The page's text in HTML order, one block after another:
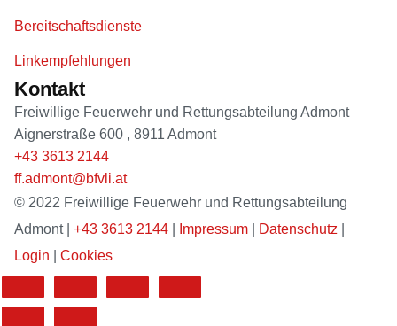
Bereitschaftsdienste
Linkempfehlungen
Kontakt
Freiwillige Feuerwehr und Rettungsabteilung Admont
Aignerstraße 600 , 8911 Admont
+43 3613 2144
ff.admont@bfvli.at
© 2022 Freiwillige Feuerwehr und Rettungsabteilung
Admont | +43 3613 2144 Impressum Datenschutz
Login
Cookies